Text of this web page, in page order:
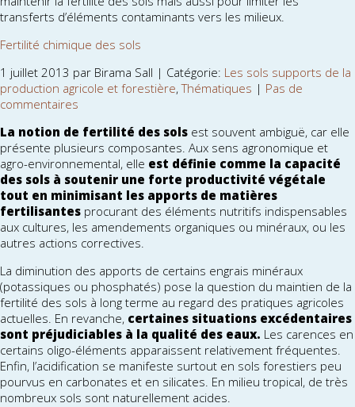
transferts d’éléments contaminants vers les milieux.
Fertilité chimique des sols
1 juillet 2013 par Birama Sall | Catégorie: Les sols supports de la
production agricole et forestière,Thématiques | Pas de
commentaires
La notion de fertilité des sols est souvent ambiguë, car elle
présente plusieurs composantes. Aux sens agronomique et
agro-environnemental, elle est définie comme la capacité
des sols à soutenir une forte productivité végétale
tout en minimisant les apports de matières
fertilisantes procurant des éléments nutritifs indispensables
aux cultures, les amendements organiques ou minéraux, ou les
autres actions correctives.
La diminution des apports de certains engrais minéraux
(potassiques ou phosphatés) pose la question du maintien de la
fertilité des sols à long terme au regard des pratiques agricoles
actuelles. En revanche, certaines situations excédentaires
sont préjudiciables à la qualité des eaux. Les carences en
certains oligo-éléments apparaissent relativement fréquentes.
Enfin, l’acidification se manifeste surtout en sols forestiers peu
pourvus en carbonates et en silicates. En milieu tropical, de très
nombreux sols sont naturellement acides.